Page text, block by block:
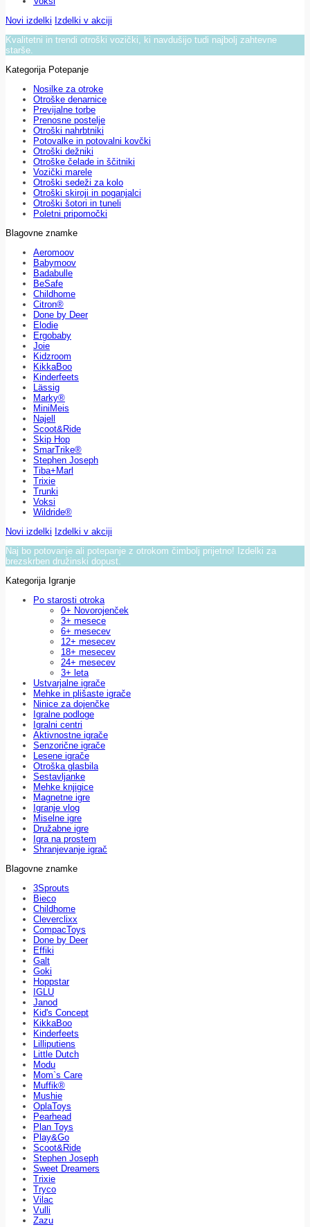
Novi izdelki Izdelki v akciji
Kvalitetni in trendi otroški vozički, ki navdušijo tudi najbolj zahtevne
starše.
Kategorija Potepanje
Nosilke za otroke
Otroške denarnice
Previjalne torbe
Prenosne postelje
Otroški nahrbtniki
Potovalke in potovalni kovčki
Otroški dežniki
Otroške čelade in ščitniki
Vozički marele
Otroški sedeži za kolo
Otroški skiroji in poganjalci
Otroški šotori in tuneli
Poletni pripomočki
Blagovne znamke
Aeromoov
Babymoov
Badabulle
BeSafe
Childhome
Citron®
Done by Deer
Elodie
Ergobaby
Joie
Kidzroom
KikkaBoo
Kinderfeets
Lässig
Marky®
MiniMeis
Najell
Scoot&Ride
Skip Hop
SmarTrike®
Stephen Joseph
Tiba+Marl
Trixie
Trunki
Voksi
Wildride®
Novi izdelki Izdelki v akciji
Naj bo potovanje ali potepanje z otrokom čimbolj prijetno! Izdelki za
brezskrben družinski dopust.
Kategorija Igranje
Po starosti otroka
0+ Novorojenček
3+ mesece
6+ mesecev
12+ mesecev
18+ mesecev
24+ mesecev
3+ leta
Ustvarjalne igrače
Mehke in plišaste igrače
Ninice za dojenčke
Igralne podloge
Igralni centri
Aktivnostne igrače
Senzorične igrače
Lesene igrače
Otroška glasbila
Sestavljanke
Mehke knjigice
Magnetne igre
Igranje vlog
Miselne igre
Družabne igre
Igra na prostem
Shranjevanje igrač
Blagovne znamke
3Sprouts
Bieco
Childhome
Cleverclixx
CompacToys
Done by Deer
Effiki
Galt
Goki
Hoppstar
IGLU
Janod
Kid's Concept
KikkaBoo
Kinderfeets
Lilliputiens
Little Dutch
Modu
Mom`s Care
Muffik®
Mushie
OplaToys
Pearhead
Plan Toys
Play&Go
Scoot&Ride
Stephen Joseph
Sweet Dreamers
Trixie
Tryco
Vilac
Vulli
Zazu